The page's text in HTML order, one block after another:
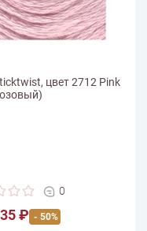
цвет 2712 Pink
35 ₽ - 50%
0